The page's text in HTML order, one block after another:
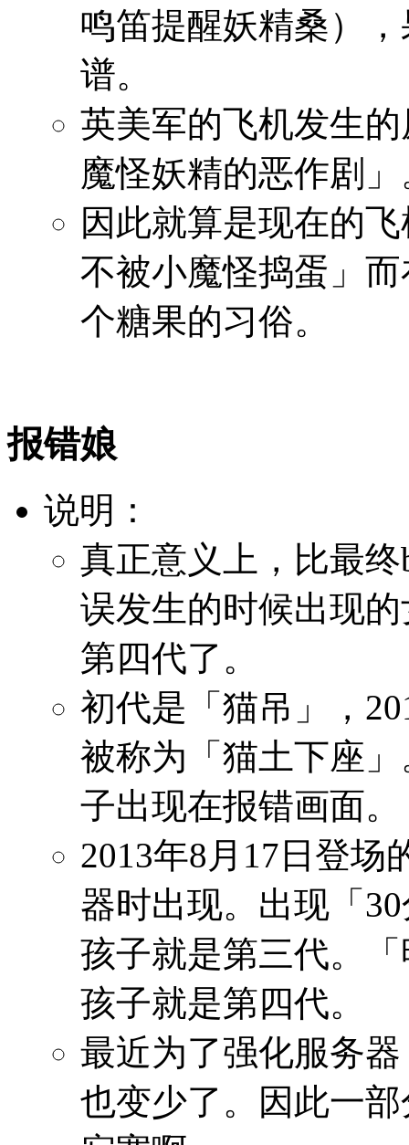
鸣笛提醒妖精桑）
谱。
英美军的飞机发生
魔怪妖精的恶作剧」
因此就算是现在的
不被小魔怪捣蛋」
个糖果的习俗。
报错娘
说明：
真正意义上，比最
误发生的时候出现
第四代了。
初代是「猫吊」，
被称为「猫土下座
子出现在报错画面。
2013年8月17日登场
器时出现。出现「
孩子就是第三代。
孩子就是第四代。
最近为了强化服务
也变少了。因此一